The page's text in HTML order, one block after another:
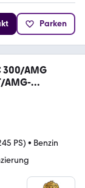
Parken
300/AMG
AMG-
PS) • Benzin